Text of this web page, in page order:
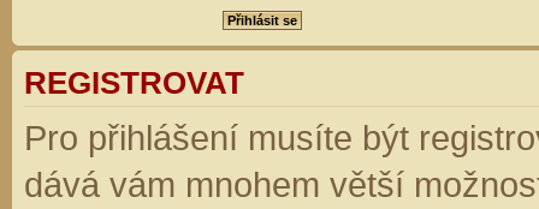
REGISTROVAT
Pro přihlášení musíte být
dává vám mnohem větší